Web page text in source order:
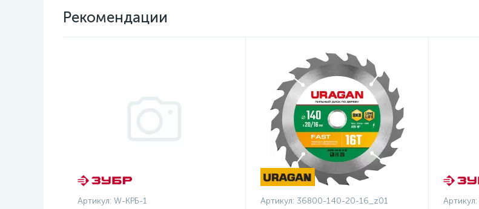
Рекомендации
Артикул: W-КРБ-1 Артикул: 36800-140-20-16_z01 Артикул: